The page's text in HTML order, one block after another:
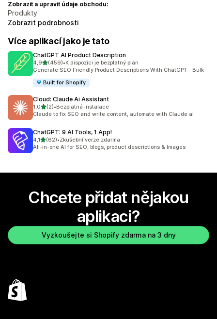
Zobrazit a upravit údaje obchodu:
Produkty
Zobrazit podrobnosti
Více aplikací jako je tato
ChatGPT AI Product Description
4,9z 5 hvězd
(459)
Celkový počet recenzí: 459
•K dispozici je bezplatný plán
Generate SEO Friendly Product Descriptions With ChatGPT - Bulk
Built for Shopify
Cloud: Claude Ai Assistant
1,0z 5 hvězd
(2)
Celkový počet recenzí: 2
•Bezplatná instalace
Claude to fix SEO and write content, automate with Claude ai
ChatGPT: 9 AI Tools, 1 App!
4,1z 5 hvězd
(62)
Celkový počet recenzí: 62
•Zkušební verze zdarma
All-in-one AI for SEO, blogs, product descriptions & Images
Chcete přidat nějakou
aplikaci?
Vyzkoušejte si Shopify zdarma na 3 dny